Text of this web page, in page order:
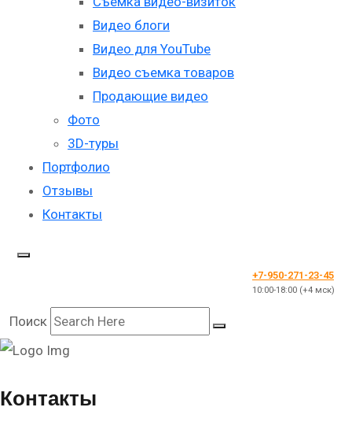
Видео блоги
Видео для YouTube
Видео съемка товаров
Продающие видео
Фото
3D-туры
Портфолио
Отзывы
Контакты
+7-950-271-23-45
10:00-18:00 (+4 мск)
Поиск
Контакты